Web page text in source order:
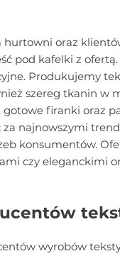
oraz
pod kafelki z
Produkujemy
szereg tkanin w
firanki oraz
za najnowszymi
konsumentów.
czy eleganckimi
wyrobów